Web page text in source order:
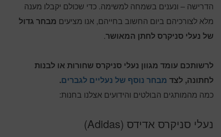
הדרישה – ונענים בשמחה למשימה. כדי שכולם יקבלו מענה
מלא לצורכיהם ביום החשוב בחייהם, אנו מציעים מבחר גדול
של נעלי סניקרס לחתן המאושר.
לרשותכם עומד מגוון נעלי סניקרס שחורות או לבנות
לחתונה, לצד מבחר נוסף של נעליים לגברים.
כמה מהמותגים הבולטים והידועים אצלנו בחנות:
נעלי סניקרס אדידס (Adidas)